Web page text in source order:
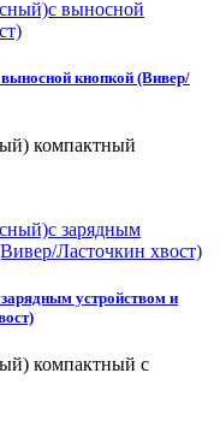
кнопкой (Вивер/
компактный
устройством и
компактный с